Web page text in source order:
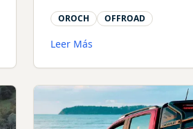
OROCH OFFROAD
Leer Más